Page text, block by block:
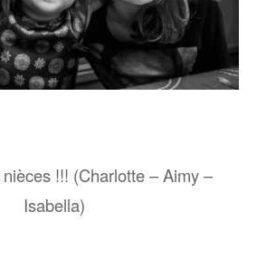
!!! (Charlotte – Aimy –
Isabella)